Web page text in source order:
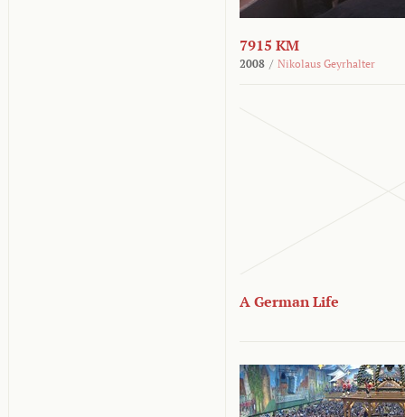
7915 KM
2008 / Nikolaus Geyrhalter
A German Life